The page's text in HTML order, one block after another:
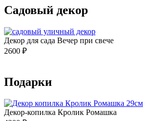
Садовый декор
Декор для сада Вечер при свече
2600 ₽
Подарки
Декор-копилка Кролик Ромашка